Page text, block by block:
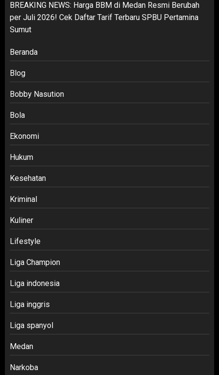
BREAKING NEWS: Harga BBM di Medan Resmi Berubah
per Juli 2026! Cek Daftar Tarif Terbaru SPBU Pertamina
Sumut
Beranda
Blog
Bobby Nasution
Bola
Ekonomi
Hukum
Kesehatan
Kriminal
Kuliner
Lifestyle
Liga Champion
Liga indonesia
Liga inggris
Liga spanyol
Medan
Narkoba